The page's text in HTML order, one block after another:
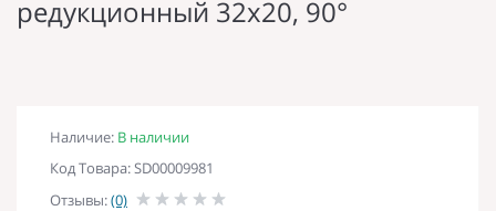
редукционный 32х20, 90°
Наличие: В наличии
Код Товара: SD00009981
Отзывы:(0)